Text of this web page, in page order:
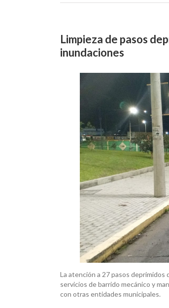
Limpieza de pasos
inundaciones
La atención a 27 pasos deprimidos
servicios de barrido mecánico y
con otras entidades municipales.